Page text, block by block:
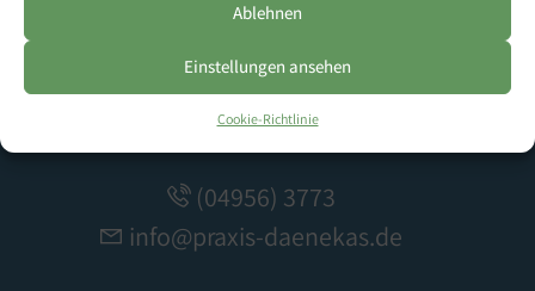
Ablehnen
Einstellungen ansehen
Cookie-Richtlinie
Dr. med. vet. Jürgen Dänekas
Am Kanal 9
26670 Uplengen-Remels
(04956) 3773
info@praxis-daenekas.de